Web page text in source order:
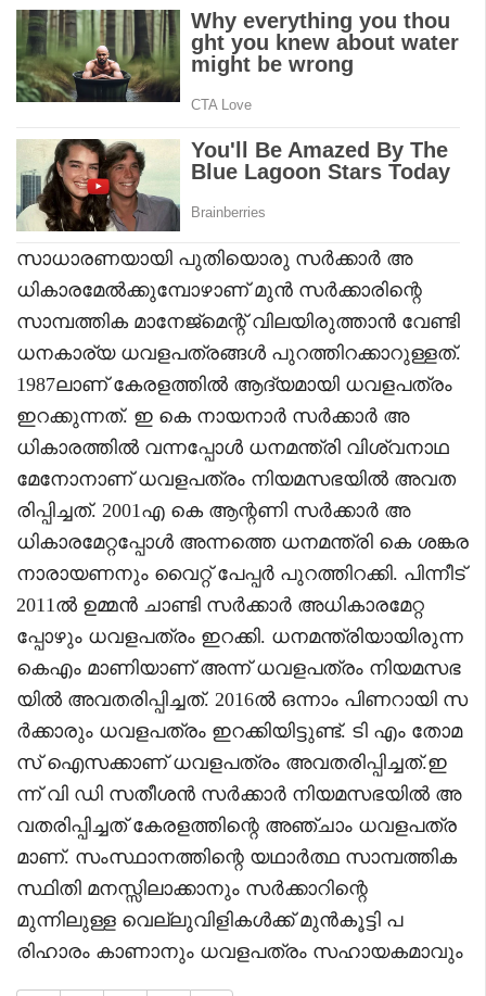
സാധാരണയായി പുതിയൊരു സർക്കാർ അ
ധികാരമേൽക്കുമ്പോഴാണ് മുൻ സർക്കാരിന്റെ
സാമ്പത്തിക മാനേജ്‌മെന്റ് വിലയിരുത്താൻ വേണ്ടി
ധനകാര്യ ധവളപത്രങ്ങൾ പുറത്തിറക്കാറുള്ളത്.
1987ലാണ് കേരളത്തിൽ ആദ്യമായി ധവളപത്രം
ഇറക്കുന്നത്. ഇ കെ നായനാർ സർക്കാർ അ
ധികാരത്തിൽ വന്നപ്പോൾ ധനമന്ത്രി വിശ്വനാഥ
മേനോനാണ് ധവളപത്രം നിയമസഭയിൽ അവത
രിപ്പിച്ചത്. 2001എ കെ ആന്റണി സർക്കാർ അ
ധികാരമേറ്റപ്പോൾ അന്നത്തെ ധനമന്ത്രി കെ ശങ്കര
നാരായണനും വൈറ്റ് പേപ്പർ പുറത്തിറക്കി. പിന്നീട്
2011ൽ ഉമ്മൻ ചാണ്ടി സർക്കാർ അധികാരമേറ്റ
പ്പോഴും ധവളപത്രം ഇറക്കി. ധനമന്ത്രിയായിരുന്ന
കെഎം മാണിയാണ് അന്ന് ധവളപത്രം നിയമസഭ
യിൽ അവതരിപ്പിച്ചത്. 2016ൽ ഒന്നാം പിണറായി സ
ർക്കാരും ധവളപത്രം ഇറക്കിയിട്ടുണ്ട്. ടി എം തോമ
സ് ഐസക്കാണ് ധവളപത്രം അവതരിപ്പിച്ചത്.ഇ
ന്ന് വി ഡി സതീശൻ സർക്കാർ നിയമസഭയിൽ അ
വതരിപ്പിച്ചത് കേരളത്തിന്റെ അഞ്ചാം ധവളപത്ര
മാണ്. സംസ്ഥാനത്തിന്റെ യഥാർത്ഥ സാമ്പത്തിക
സ്ഥിതി മനസ്സിലാക്കാനും സർക്കാറിന്റെ
മുന്നിലുള്ള വെല്ലുവിളികൾക്ക് മുൻകൂട്ടി പ
രിഹാരം കാണാനും ധവളപത്രം സഹായകമാവും